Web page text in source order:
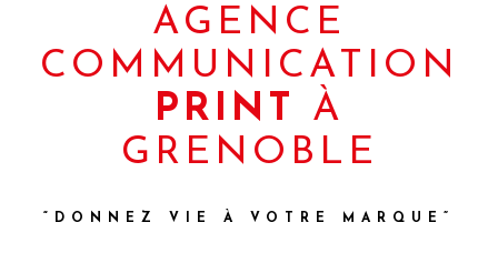
AGENCE
COMMUNICATION
PRINT
À
GRENOBLE
“DONNEZ VIE À VOTRE MARQUE”